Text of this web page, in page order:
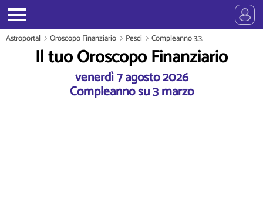
Astroportal Oroscopo Finanziario Pesci Compleanno 3.3.
Il tuo Oroscopo Finanziario
venerdì 7 agosto 2026
Compleanno su 3 marzo